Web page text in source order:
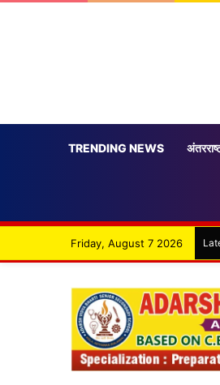
TRENDING NEWS
Friday, August 7 2026